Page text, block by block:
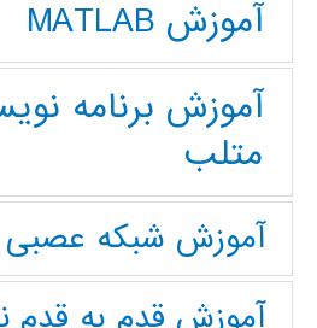
آموزش MATLAB
آموزش برنامه
متلب
آموزش شبکه عصبی